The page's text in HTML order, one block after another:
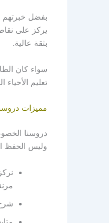
بفضل خبرتهم
يركز على
بثقة عالية.
سواء كان
تعليم
مميزات
دروسنا
وليس الحفظ